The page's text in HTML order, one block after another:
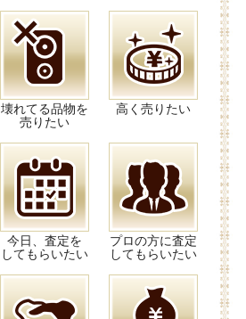
壊れてる品物を
売りたい
高く売りたい
今日、査定を
してもらいたい
プロの方に査定
してもらいたい